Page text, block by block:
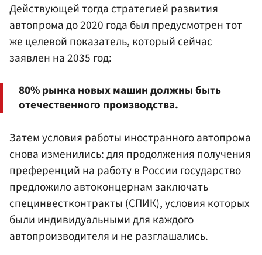
Действующей тогда стратегией развития
автопрома до 2020 года был предусмотрен тот
же целевой показатель, который сейчас
заявлен на 2035 год:
80% рынка новых машин должны быть
отечественного производства.
Затем условия работы иностранного автопрома
снова изменились: для продолжения получения
преференций на работу в России государство
предложило автоконцернам заключать
специнвестконтракты (СПИК), условия которых
были индивидуальными для каждого
автопроизводителя и не разглашались.